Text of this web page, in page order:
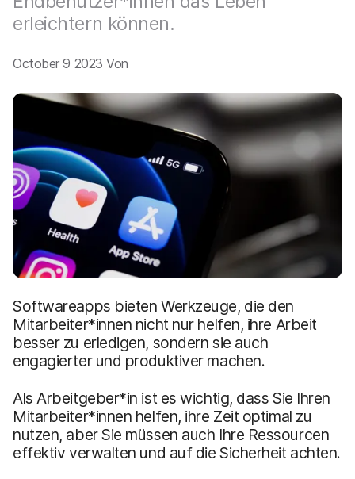
u
p
i
h
l
t
e
n
erleichtern können.
October 9 2023 Von
Softwareapps bieten Werkzeuge, die den
Mitarbeiter*innen nicht nur helfen, ihre Arbeit
besser zu erledigen, sondern sie auch
engagierter und produktiver machen.
Als Arbeitgeber*in ist es wichtig, dass Sie Ihren
Mitarbeiter*innen helfen, ihre Zeit optimal zu
nutzen, aber Sie müssen auch Ihre Ressourcen
effektiv verwalten und auf die Sicherheit achten.